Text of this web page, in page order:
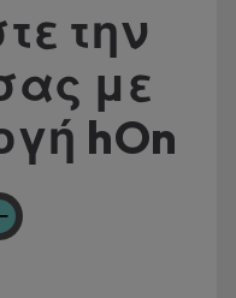
την
με
hOn